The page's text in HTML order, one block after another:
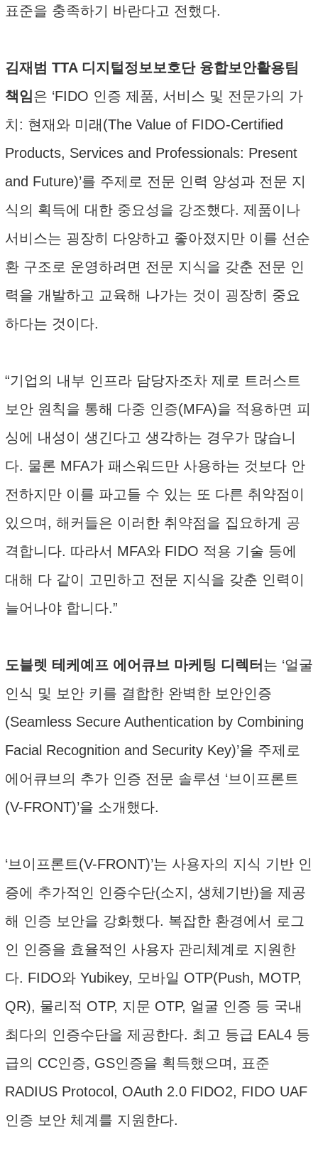
표준을 충족하기 바란다고 전했다.
김재범 TTA 디지털정보보호단 융합보안활용팀
책임은 ‘FIDO 인증 제품, 서비스 및 전문가의 가
치: 현재와 미래(The Value of FIDO-Certified
Products, Services and Professionals: Present
and Future)’를 주제로 전문 인력 양성과 전문 지
식의 획득에 대한 중요성을 강조했다. 제품이나
서비스는 굉장히 다양하고 좋아졌지만 이를 선순
환 구조로 운영하려면 전문 지식을 갖춘 전문 인
력을 개발하고 교육해 나가는 것이 굉장히 중요
하다는 것이다.
“기업의 내부 인프라 담당자조차 제로 트러스트
보안 원칙을 통해 다중 인증(MFA)을 적용하면 피
싱에 내성이 생긴다고 생각하는 경우가 많습니
다. 물론 MFA가 패스워드만 사용하는 것보다 안
전하지만 이를 파고들 수 있는 또 다른 취약점이
있으며, 해커들은 이러한 취약점을 집요하게 공
격합니다. 따라서 MFA와 FIDO 적용 기술 등에
대해 다 같이 고민하고 전문 지식을 갖춘 인력이
늘어나야 합니다.”
도블렛 테케예프 에어큐브 마케팅 디렉터 는 ‘얼굴
인식 및 보안 키를 결합한 완벽한 보안인증
(Seamless Secure Authentication by Combining
Facial Recognition and Security Key)’을 주제로
에어큐브의 추가 인증 전문 솔루션 ‘브이프론트
(V-FRONT)’을 소개했다.
‘브이프론트(V-FRONT)’는 사용자의 지식 기반 인
증에 추가적인 인증수단(소지, 생체기반)을 제공
해 인증 보안을 강화했다. 복잡한 환경에서 로그
인 인증을 효율적인 사용자 관리체계로 지원한
다. FIDO와 Yubikey, 모바일 OTP(Push, MOTP,
QR), 물리적 OTP, 지문 OTP, 얼굴 인증 등 국내
최다의 인증수단을 제공한다. 최고 등급 EAL4 등
급의 CC인증, GS인증을 획득했으며, 표준
RADIUS Protocol, OAuth 2.0 FIDO2, FIDO UAF
인증 보안 체계를 지원한다.